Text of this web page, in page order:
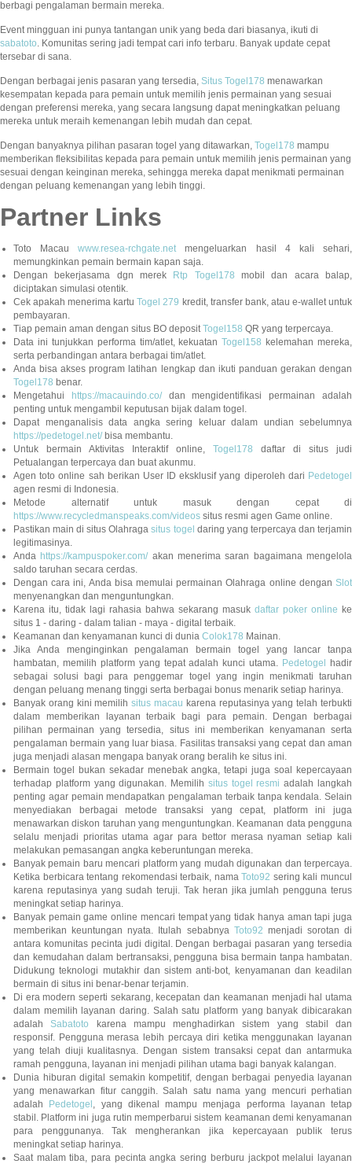
berbagi pengalaman bermain mereka.
Event mingguan ini punya tantangan unik yang beda dari biasanya, ikuti di
sabatoto. Komunitas sering jadi tempat cari info terbaru. Banyak update cepat
tersebar di sana.
Dengan berbagai jenis pasaran yang tersedia, Situs Togel178 menawarkan
kesempatan kepada para pemain untuk memilih jenis permainan yang sesuai
dengan preferensi mereka, yang secara langsung dapat meningkatkan peluang
mereka untuk meraih kemenangan lebih mudah dan cepat.
Dengan banyaknya pilihan pasaran togel yang ditawarkan, Togel178 mampu
memberikan fleksibilitas kepada para pemain untuk memilih jenis permainan yang
sesuai dengan keinginan mereka, sehingga mereka dapat menikmati permainan
dengan peluang kemenangan yang lebih tinggi.
Partner Links
Toto Macauwww.resea-rchgate.netmengeluarkan hasil 4 kali sehari,
memungkinkan pemain bermain kapan saja.
Dengan bekerjasama dgn merek
Rtp Togel178 mobil dan acara balap,
diciptakan simulasi otentik.
Cek apakah menerima kartuTogel 279 kredit, transfer bank, atau e-wallet untuk
pembayaran.
Tiap pemain aman dengan situs BO depositTogel158 QR yang terpercaya.
Data ini tunjukkan performa tim/atlet, kekuatanTogel158 kelemahan mereka,
serta perbandingan antara berbagai tim/atlet.
Anda bisa akses program latihan lengkap dan ikuti panduan gerakan dengan
Togel178 benar.
Mengetahui
https://macauindo.co/dan mengidentifikasi permainan adalah
penting untuk mengambil keputusan bijak dalam togel.
Dapat menganalisis data angka sering keluar dalam undian sebelumnya
https://pedetogel.net/bisa membantu.
Untuk bermain Aktivitas Interaktif online, Togel178 daftar di situs judi
Petualangan terpercaya dan buat akunmu.
Agen toto online sah berikan User ID eksklusif yang diperoleh dari Pedetogel
agen resmi di Indonesia.
Metode alternatif untuk masuk dengan cepat di
https://www.recycledmanspeaks.com/videos situs resmi agen Game online.
Pastikan main di situs Olahragasitus togel daring yang terpercaya dan terjamin
legitimasinya.
Anda https://kampuspoker.com/akan menerima saran bagaimana mengelola
saldo taruhan secara cerdas.
Dengan cara ini, Anda bisa memulai permainan Olahraga online dengan Slot
menyenangkan dan menguntungkan.
Karena itu, tidak lagi rahasia bahwa sekarang masuk daftar poker online ke
situs 1 - daring - dalam talian - maya - digital terbaik.
Keamanan dan kenyamanan kunci di dunia Colok178 Mainan.
Jika Anda menginginkan pengalaman bermain togel yang lancar tanpa
hambatan, memilih platform yang tepat adalah kunci utama. Pedetogel
hadir
sebagai solusi bagi para penggemar togel yang ingin menikmati taruhan
dengan peluang menang tinggi serta berbagai bonus menarik setiap harinya.
Banyak orang kini memilihsitus macau karena reputasinya yang telah terbukti
dalam memberikan layanan terbaik bagi para pemain. Dengan berbagai
pilihan permainan yang tersedia, situs ini memberikan kenyamanan serta
pengalaman bermain yang luar biasa. Fasilitas transaksi yang cepat dan aman
juga menjadi alasan mengapa banyak orang beralih ke situs ini.
Bermain togel bukan sekadar menebak angka, tetapi juga soal kepercayaan
terhadap platform yang digunakan. Memilih situs togel resmi adalah langkah
penting agar pemain mendapatkan pengalaman terbaik tanpa kendala. Selain
menyediakan berbagai metode transaksi yang cepat, platform ini juga
menawarkan diskon taruhan yang menguntungkan. Keamanan data pengguna
selalu menjadi prioritas utama agar para bettor merasa nyaman setiap kali
melakukan pemasangan angka keberuntungan mereka.
Banyak pemain baru mencari platform yang mudah digunakan dan terpercaya.
Ketika berbicara tentang rekomendasi terbaik, namaToto92 sering kali muncul
karena reputasinya yang sudah teruji. Tak heran jika jumlah pengguna terus
meningkat setiap harinya.
Banyak pemain game online mencari tempat yang tidak hanya aman tapi juga
memberikan keuntungan nyata. Itulah sebabnya Toto92 menjadi sorotan di
antara komunitas pecinta judi digital. Dengan berbagai pasaran yang tersedia
dan kemudahan dalam bertransaksi, pengguna bisa bermain tanpa hambatan.
Didukung teknologi mutakhir dan sistem anti-bot, kenyamanan dan keadilan
bermain di situs ini benar-benar terjamin.
Di era modern seperti sekarang, kecepatan dan keamanan menjadi hal utama
dalam memilih layanan daring. Salah satu platform yang banyak dibicarakan
adalahSabatoto karena mampu menghadirkan sistem yang stabil dan
responsif. Pengguna merasa lebih percaya diri ketika menggunakan layanan
yang telah diuji kualitasnya. Dengan sistem transaksi cepat dan antarmuka
ramah pengguna, layanan ini menjadi pilihan utama bagi banyak kalangan.
Dunia hiburan digital semakin kompetitif, dengan berbagai penyedia layanan
yang menawarkan fitur canggih. Salah satu nama yang mencuri perhatian
adalah
Pedetogel , yang dikenal mampu menjaga performa layanan tetap
stabil. Platform ini juga rutin memperbarui sistem keamanan demi kenyamanan
para penggunanya. Tak mengherankan jika kepercayaan publik terus
meningkat setiap harinya.
Saat malam tiba, para pecinta angka sering berburu jackpot melalui layanan